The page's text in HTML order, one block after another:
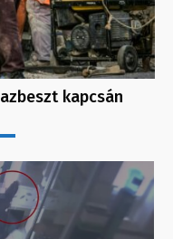
kapcsán